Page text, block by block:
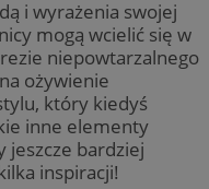
i wyrażenia swojej
mogą wcielić się w
niepowtarzalnego
ożywienie
który kiedyś
inne elementy
jeszcze bardziej
inspiracji!